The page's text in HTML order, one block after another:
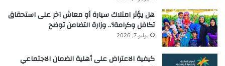
هل يؤثر امتلاك سيارة أو معاش آخر على استحقاق
تكافل وكرامة؟.. وزارة التضامن توضح
يوليو 7, 2026
كيفية الاعتراض على أهلية الضمان الاجتماعي